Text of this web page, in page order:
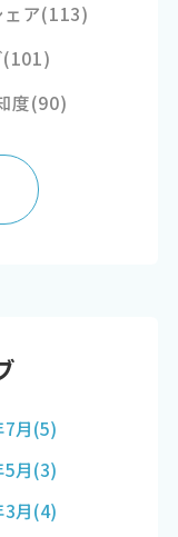
ェア(113)
(101)
度(90)
月(5)
月(3)
月(4)